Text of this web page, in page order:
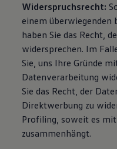
Widerspruchsrecht:
einem überwiegenden
haben Sie das Recht,
widersprechen. Im
Sie, uns Ihre Gründe
Datenverarbeitung
Sie das Recht, der
Direktwerbung zu
Profiling, soweit es
zusammenhängt.